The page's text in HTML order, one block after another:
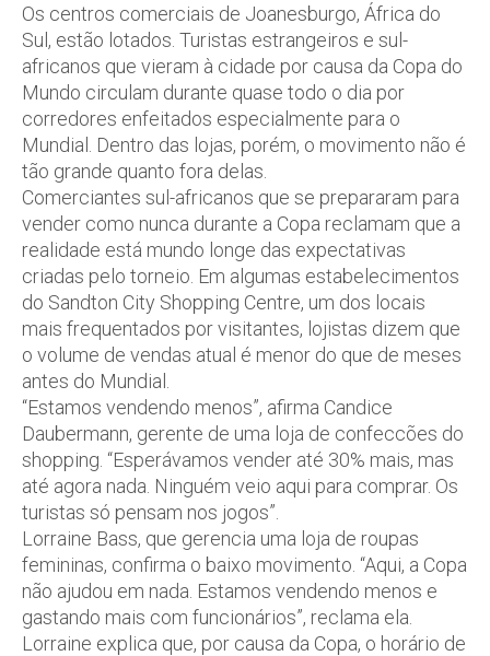
Os centros comerciais de Joanesburgo, África do
Sul, estão lotados. Turistas estrangeiros e sul-
africanos que vieram à cidade por causa da Copa do
Mundo circulam durante quase todo o dia por
corredores enfeitados especialmente para o
Mundial. Dentro das lojas, porém, o movimento não é
tão grande quanto fora delas.
Comerciantes sul-africanos que se prepararam para
vender como nunca durante a Copa reclamam que a
realidade está mundo longe das expectativas
criadas pelo torneio. Em algumas estabelecimentos
do Sandton City Shopping Centre, um dos locais
mais frequentados por visitantes, lojistas dizem que
o volume de vendas atual é menor do que de meses
antes do Mundial.
“Estamos vendendo menos”, afirma Candice
Daubermann, gerente de uma loja de confeccões do
shopping. “Esperávamos vender até 30% mais, mas
até agora nada. Ninguém veio aqui para comprar. Os
turistas só pensam nos jogos”.
Lorraine Bass, que gerencia uma loja de roupas
femininas, confirma o baixo movimento. “Aqui, a Copa
não ajudou em nada. Estamos vendendo menos e
gastando mais com funcionários”, reclama ela.
Lorraine explica que, por causa da Copa, o horário de